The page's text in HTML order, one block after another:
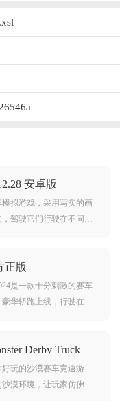
安卓版
拟游戏，采用写实的画
驾驶它们行驶在不同的
令人非常的震撼。
正版
版是一款十分刺激的赛车
华轿跑上线，行驶在不
Derby Truck
玩的沙漠赛车竞速游
漠环境，让玩家仿佛置